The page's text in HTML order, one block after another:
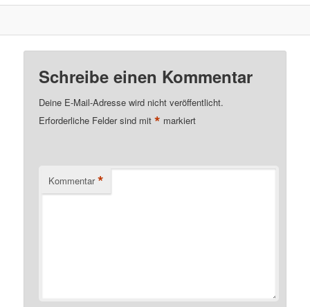
Schreibe einen Kommentar
Deine E-Mail-Adresse wird nicht veröffentlicht.
Erforderliche Felder sind mit* markiert
Kommentar *